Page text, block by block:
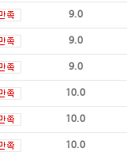
9.0
9.0
9.0
10.0
10.0
10.0